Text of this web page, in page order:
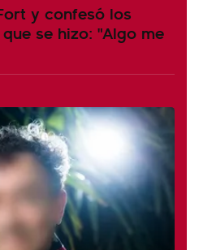
y confesó los
se hizo: "Algo me